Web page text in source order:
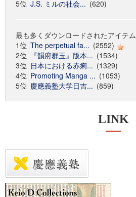
5位 J.S. ミルの社会... (620)
最も多くダウンロードされたアイテム
1位 The perpetual fa... (2552)
2位
『韻府群玉』版本... (1534)
3位 日本における赤痢... (1329)
4位 Promoting Manga ... (1053)
5位 慶應義塾大学日吉... (859)
LINK